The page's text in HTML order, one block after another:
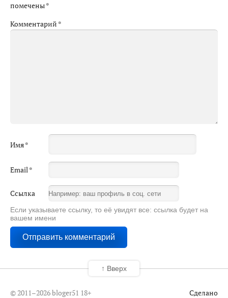
помечены*
Комментарий *
Имя*
Email*
Ссылка
Если указываете ссылку, то её увидят все: ссылка будет на
вашем имени
© 2011–2026 bloger51 18+ Сделано
↑ Вверх